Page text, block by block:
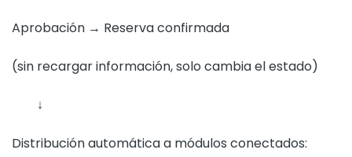
Aprobación → Reserva confirmada
(sin recargar información, solo cambia el estado)
↓
Distribución automática a módulos conectados: